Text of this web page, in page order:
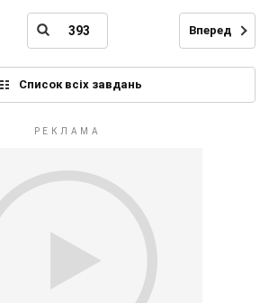
Вперед
Список всіх завдань